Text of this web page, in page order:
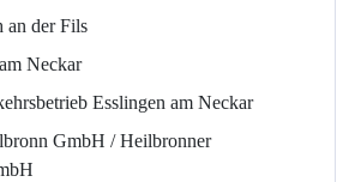
an der Fils
Neckar
Esslingen am Neckar
GmbH / Heilbronner